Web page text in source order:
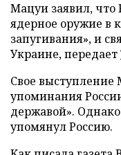
Мацуи заявил, что
ядерное оружие в
запугивания», и
Украине, передает
Свое выступление
упоминания
державой».
упомянул Россию.